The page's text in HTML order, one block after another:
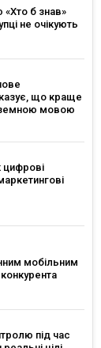
«Хто б знав»
не очікують
що краще
мовою
цифрові
мобільним
під час